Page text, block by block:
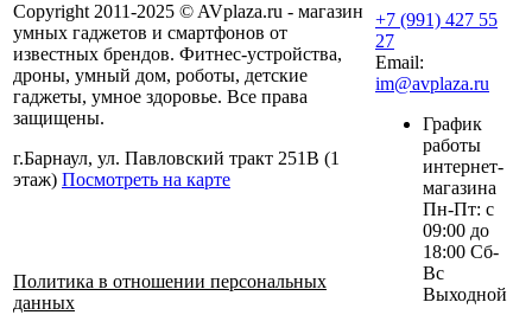
Copyright 2011-2025 © AVplaza.ru - магазин
умных гаджетов и смартфонов от
известных брендов. Фитнес-устройства,
дроны, умный дом, роботы, детские
гаджеты, умное здоровье. Все права
защищены.
г.Барнаул, ул. Павловский тракт 251В (1
этаж) Посмотреть на карте
Политика в отношении персональных
данных
+7 (991) 427 55
27
Email:
im@avplaza.ru
График
работы
интернет-
магазина
Пн-Пт: с
09:00 до
18:00 Сб-
Вс
Выходной